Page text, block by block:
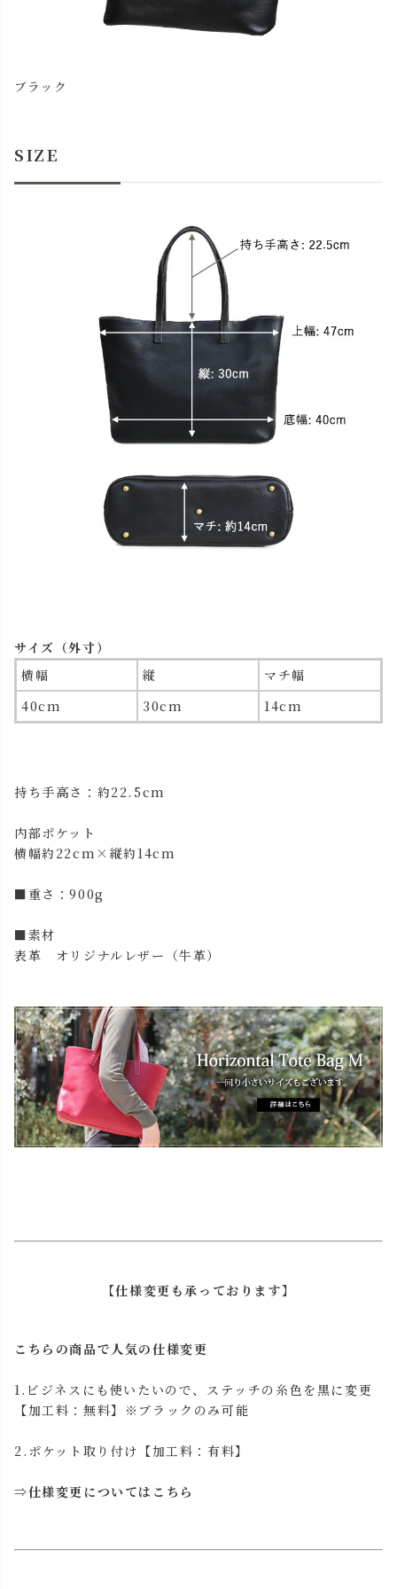
ブラック
SIZE
サイズ（外寸）
横幅
縦
マチ幅
40cm
30cm 14cm
持ち手高さ：約22.5cm
内部ポケット
横幅約22cm×縦約14cm
■重さ：900g
■素材
表革 オリジナルレザー（牛革）
【仕様変更も承っております】
こちらの商品で人気の仕様変更
1.ビジネスにも使いたいので、ステッチの糸色を黒に変更
【加工料：無料】※ブラックのみ可能
2.ポケット取り付け【加工料：有料】
⇒仕様変更についてはこちら